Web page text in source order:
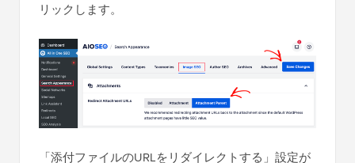
リックします。
「添付ファイルのURLをリダイレクトする」設定が